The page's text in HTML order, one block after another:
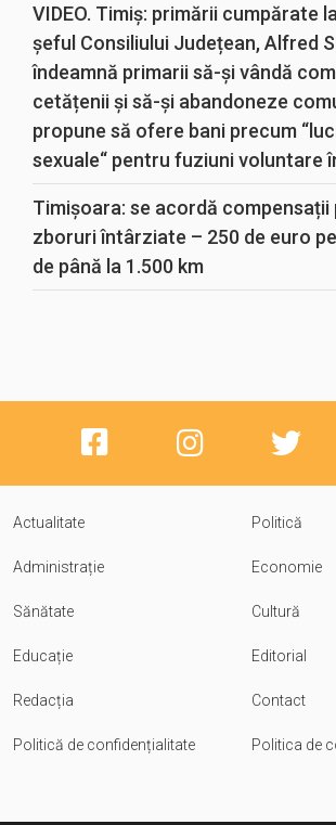
VIDEO. Timiș: primării cumpărate
șeful Consiliului Județean, Alfred
îndeamnă primarii să-și vândă
cetățenii și să-și abandoneze
propune să ofere bani precum
sexuale“ pentru fuziuni voluntare
Timișoara: se acordă compensații
zboruri întârziate – 250 de euro
de până la 1.500 km
Actualitate Politică
Administrație Economie
Sănătate Cultură
Educație Editorial
Redacția Contact
Politică de confidențialitate Politica de